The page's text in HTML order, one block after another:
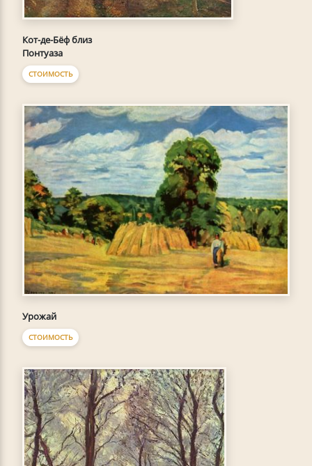
Кот-де-Бёф близ
Понтуаза
СТОИМОСТЬ
Урожай
СТОИМОСТЬ